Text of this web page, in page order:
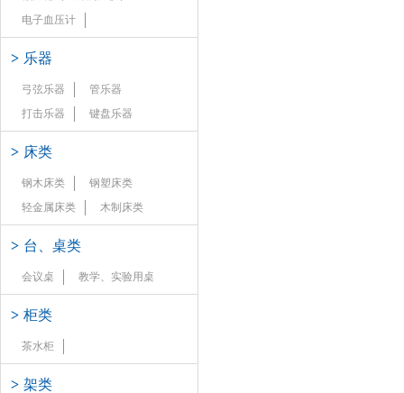
电子血压计
> 乐器
弓弦乐器
管乐器
打击乐器
键盘乐器
> 床类
钢木床类
钢塑床类
轻金属床类
木制床类
> 台、桌类
会议桌 教学、实验用桌
> 柜类
茶水柜
> 架类